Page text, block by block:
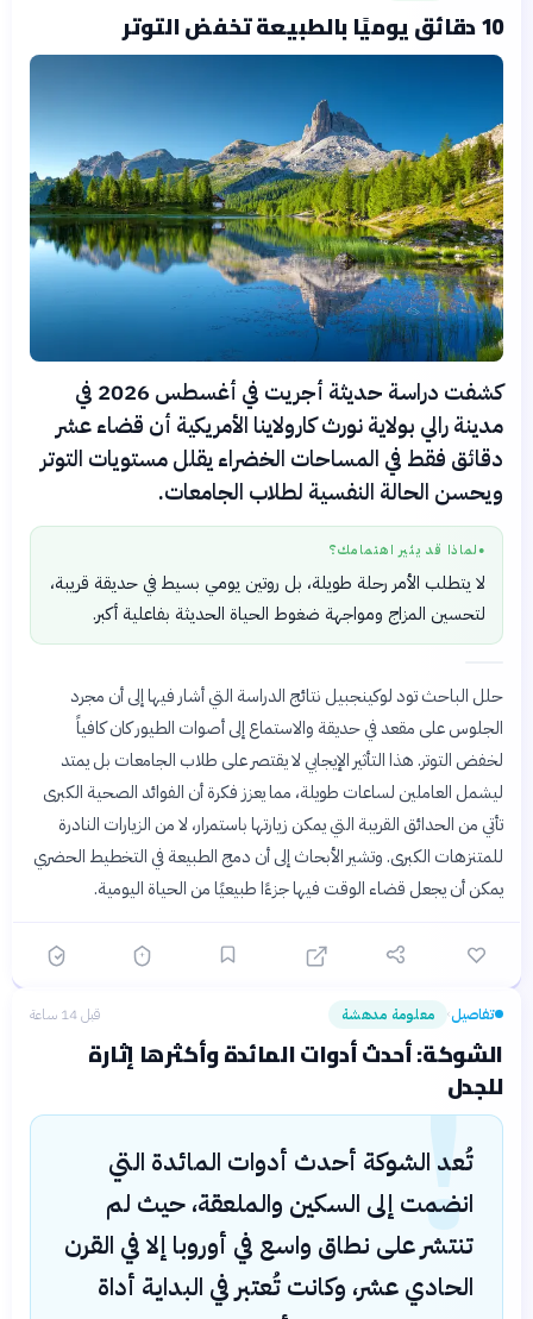
10 دقائق يوميًا بالطبيعة تخفض التوتر
كشفت دراسة حديثة أجريت في أغسطس 2026 في
مدينة رالي بولاية نورث كارولاينا الأمريكية أن قضاء عشر
دقائق فقط في المساحات الخضراء يقلل مستويات التوتر
ويحسن الحالة النفسية لطلاب الجامعات.
● لماذا قد يثير اهتمامك؟
لا يتطلب الأمر رحلة طويلة، بل روتين يومي بسيط في حديقة قريبة،
لتحسين المزاج ومواجهة ضغوط الحياة الحديثة بفاعلية أكبر.
حلل الباحث تود لوكينجبيل نتائج الدراسة التي أشار فيها إلى أن مجرد
الجلوس على مقعد في حديقة والاستماع إلى أصوات الطيور كان كافياً
لخفض التوتر. هذا التأثير الإيجابي لا يقتصر على طلاب الجامعات بل يمتد
ليشمل العاملين لساعات طويلة، مما يعزز فكرة أن الفوائد الصحية الكبرى
تأتي من الحدائق القريبة التي يمكن زيارتها باستمرار، لا من الزيارات النادرة
للمتنزهات الكبرى. وتشير الأبحاث إلى أن دمج الطبيعة في التخطيط الحضري
يمكن أن يجعل قضاء الوقت فيها جزءًا طبيعيًا من الحياة اليومية.
تفاصيل› معلومة مدهشة قبل 14 ساعة
الشوكة: أحدث أدوات المائدة وأكثرها إثارة
للجدل!
تُعد الشوكة أحدث أدوات المائدة التي
انضمت إلى السكين والملعقة، حيث لم
تنتشر على نطاق واسع في أوروبا إلا في القرن
الحادي عشر، وكانت تُعتبر في البداية أداة